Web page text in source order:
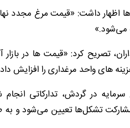
اظهار داشت: «قیمت مرغ مجدد
می‌شود.»
تصریح کرد: «قیمت‌ ها در
های واحد مرغداری را افزایش
در گردش، تدارکاتی
تشکل‌ها تعیین می‌شود و به